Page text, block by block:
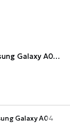
TPU+PC чехол Prisma Ladies для Samsung Galaxy A04 Anime